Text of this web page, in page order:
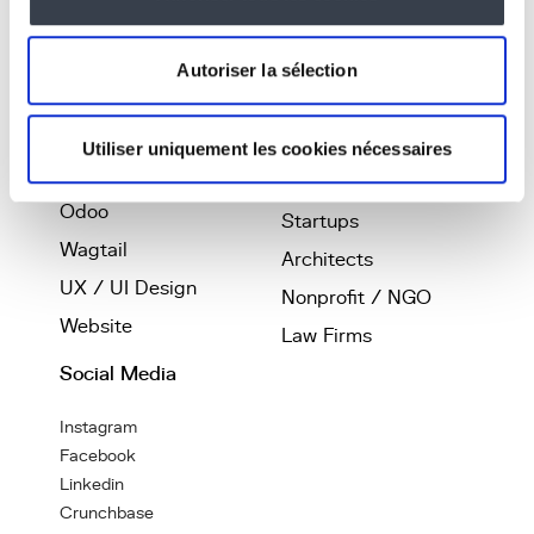
Autoriser la sélection
Utiliser uniquement les cookies nécessaires
Software
Artificial Intelligence
Web App / SaaS
Odoo
Wagtail
UX / UI Design
Website
Coliving
Smartliving
Printing
Telecom
History & Culture
Startups
Architects
Nonprofit / NGO
Law Firms
Social Media
Instagram
Facebook
Linkedin
Crunchbase